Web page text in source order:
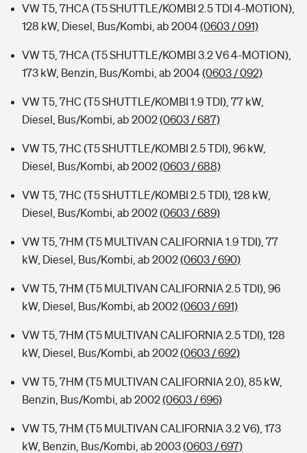
Sie haben Fragen?
Zur Übersicht
Tools
Kinderunfall-Check: Mehr Sicherheit für deine Kids
Sie haben Fragen?
VW T5, 7HCA (T5 SHUTTLE/KOMBI 2.5 TDI 4-MOTION),
128 kW, Diesel, Bus/Kombi, ab 2004(0603 / 091)
VW T5, 7HCA (T5 SHUTTLE/KOMBI 3.2 V6 4-MOTION),
173 kW, Benzin, Bus/Kombi, ab 2004(0603 / 092)
VW T5, 7HC (T5 SHUTTLE/KOMBI 1.9 TDI), 77 kW,
Diesel, Bus/Kombi, ab 2002(0603 / 687)
VW T5, 7HC (T5 SHUTTLE/KOMBI 2.5 TDI), 96 kW,
Diesel, Bus/Kombi, ab 2002(0603 / 688)
VW T5, 7HC (T5 SHUTTLE/KOMBI 2.5 TDI), 128 kW,
Diesel, Bus/Kombi, ab 2002(0603 / 689)
VW T5, 7HM (T5 MULTIVAN CALIFORNIA 1.9 TDI), 77
kW, Diesel, Bus/Kombi, ab 2002(0603 / 690)
VW T5, 7HM (T5 MULTIVAN CALIFORNIA 2.5 TDI), 96
kW, Diesel, Bus/Kombi, ab 2002(0603 / 691)
VW T5, 7HM (T5 MULTIVAN CALIFORNIA 2.5 TDI), 128
kW, Diesel, Bus/Kombi, ab 2002(0603 / 692)
VW T5, 7HM (T5 MULTIVAN CALIFORNIA 2.0), 85 kW,
Benzin, Bus/Kombi, ab 2002(0603 / 696)
VW T5, 7HM (T5 MULTIVAN CALIFORNIA 3.2 V6), 173
kW, Benzin, Bus/Kombi, ab 2003(0603 / 697)